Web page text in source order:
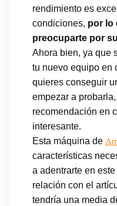
rendimiento es
condiciones, por lo
preocuparte por
Ahora bien, ya que
tu nuevo equipo en
quieres conseguir
empezar a
recomendación en
interesante.
Esta máquina de
características
a adentrarte en
relación con el
tendría una media